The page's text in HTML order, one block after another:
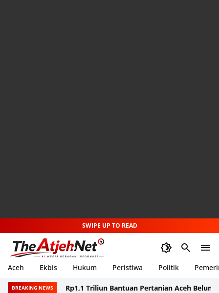
SWIPE UP TO READ
Aceh Ekbis Hukum Peristiwa Politik
BREAKING NEWSRp1,1 Triliun Bantuan Pertanian Aceh Belum